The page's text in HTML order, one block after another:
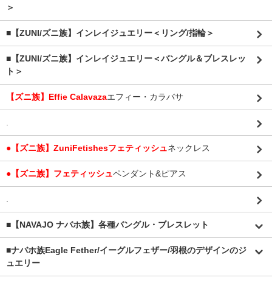
＞
■【ZUNI/ズニ族】インレイジュエリー＜リング/指輪＞
■【ZUNI/ズニ族】インレイジュエリー＜バングル＆ブレスレッ
ト＞
【ズニ族】Effie Calavazaエフィー・カラバサ
.
●【ズニ族】ZuniFetishesフェティッシュネックレス
●【ズニ族】フェティッシュペンダント&ピアス
.
■【NAVAJO ナバホ族】各種バングル・ブレスレット
■ナバホ族Eagle Fether/イーグルフェザー/羽根のデザインのジ
ュエリー